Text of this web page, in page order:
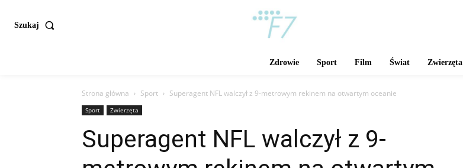
Szukaj
Zdrowie Sport Film Świat Zwierzęta
Strona główna Sport Superagent NFL walczył z 9-metrowym rekinem na otwartym oceanie
Sport Zwierzęta
Superagent NFL walczył z 9-